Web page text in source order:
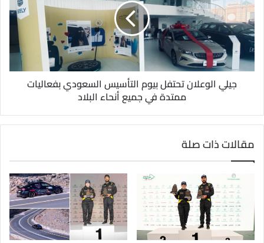
جيلي الوعلان تحتفل بيوم التأسيس السعودي بفعاليات
ممتدة في جميع أنحاء البلاد
مقالات ذات صلة